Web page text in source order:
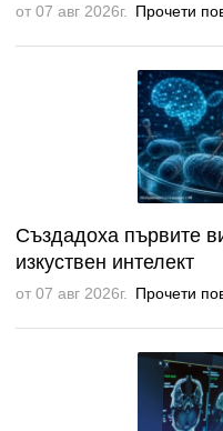
от 07 авг 2026г. Прочети
Създадоха първите
изкуствен интелект
от 07 авг 2026г. Прочети